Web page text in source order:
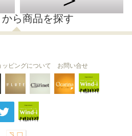
ら商品を探す
The Clarinet
Ocarina
ッピングについて お問い合せ